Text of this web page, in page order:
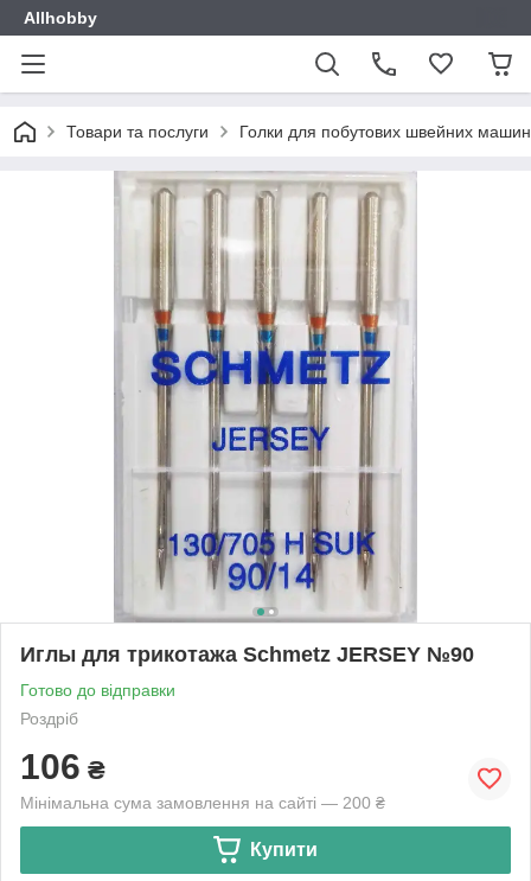
Allhobby
Товари та послуги Голки для побутових швейних машин
Иглы для трикотажа Schmetz JERSEY №90
Готово до відправки
Роздріб
106 ₴
Мінімальна сума замовлення на сайті — 200 ₴
Купити